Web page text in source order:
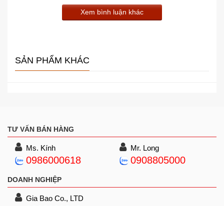
Xem bình luận khác
SẢN PHẨM KHÁC
TƯ VẤN BÁN HÀNG
Ms. Kính
0986000618
Mr. Long
0908805000
DOANH NGHIỆP
Gia Bao Co., LTD